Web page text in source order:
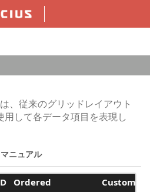
、従来のグリッドレイアウト
用して各データ項目を表現し
マニュアル
Ordered
Customer